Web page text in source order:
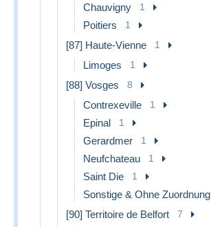
Chauvigny 1
Poitiers 1
[87] Haute-Vienne 1
Limoges 1
[88] Vosges 8
Contrexeville 1
Epinal 1
Gerardmer 1
Neufchateau 1
Saint Die 1
Sonstige & Ohne Zuordnung
[90] Territoire de Belfort 7